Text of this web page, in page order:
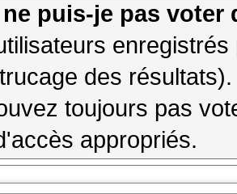
puis-je pas voter
des
toujours pas
appropriés.